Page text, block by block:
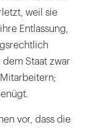
weil sie
Entlassung,
Staat zwar
vor, dass die